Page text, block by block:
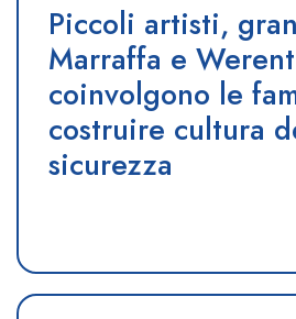
Piccoli artisti,
Marraffa e Werent
coinvolgono le
costruire cultura
sicurezza